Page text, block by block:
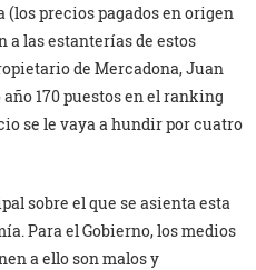
precios pagados en origen
las estanterías de estos
de Mercadona, Juan
170 puestos en el ranking
se le vaya a hundir por cuatro
sobre el que se asienta esta
Para el Gobierno, los medios
a ello son malos y